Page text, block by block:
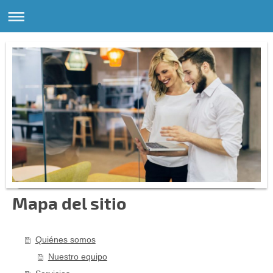
Mapa del sitio
Quiénes somos
Nuestro equipo